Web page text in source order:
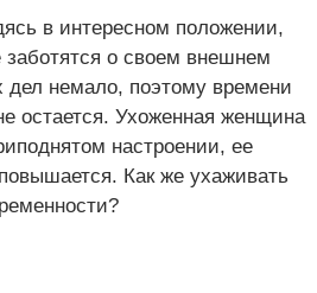
в интересном положении,
о своем внешнем
немало, поэтому времени
остается. Ухоженная женщина
настроении, ее
Как же ухаживать